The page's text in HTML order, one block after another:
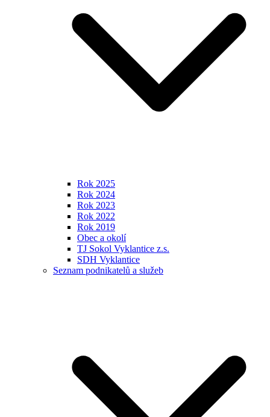
Rok 2025
Rok 2024
Rok 2023
Rok 2022
Rok 2019
Obec a okolí
TJ Sokol Vyklantice z.s.
SDH Vyklantice
Seznam podnikatelů a služeb